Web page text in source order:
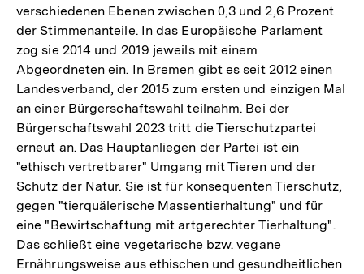
verschiedenen Ebenen zwischen 0,3 und 2,6 Prozent
der Stimmenanteile. In das Europäische Parlament
zog sie 2014 und 2019 jeweils mit einem
Abgeordneten ein. In Bremen gibt es seit 2012 einen
Landesverband, der 2015 zum ersten und einzigen Mal
an einer Bürgerschaftswahl teilnahm. Bei der
Bürgerschaftswahl 2023 tritt die Tierschutzpartei
erneut an. Das Hauptanliegen der Partei ist ein
"ethisch vertretbarer" Umgang mit Tieren und der
Schutz der Natur. Sie ist für konsequenten Tierschutz,
gegen "tierquälerische Massentierhaltung" und für
eine "Bewirtschaftung mit artgerechter Tierhaltung".
Das schließt eine vegetarische bzw. vegane
Ernährungsweise aus ethischen und gesundheitlichen